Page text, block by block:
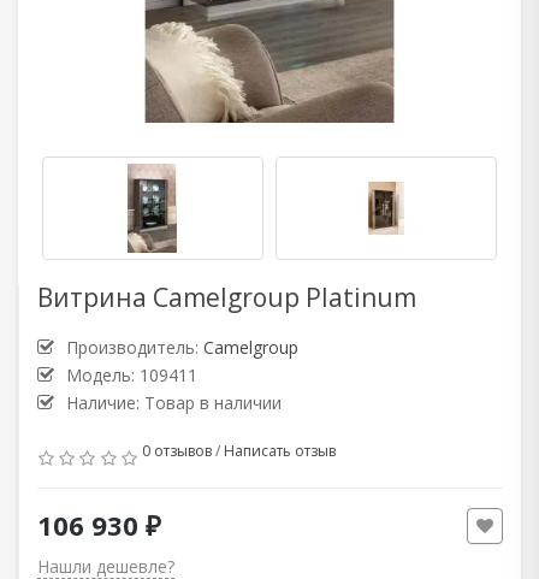
Витрина Camelgroup Platinum
Производитель: Camelgroup
Модель: 109411
Наличие: Товар в наличии
0 отзывов/ Написать отзыв
106 930 ₽
Нашли дешевле?